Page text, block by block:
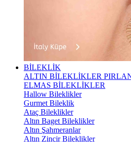
BİLEKLİK
ALTIN BİLEKLİKLER
ELMAS BİLEKLİKLER
Hallow Bileklikler
Gurmet Bileklik
Ataç Bileklikler
Altın Baget Bileklikler
Altın Şahmeranlar
Altın Zincir Bileklikler